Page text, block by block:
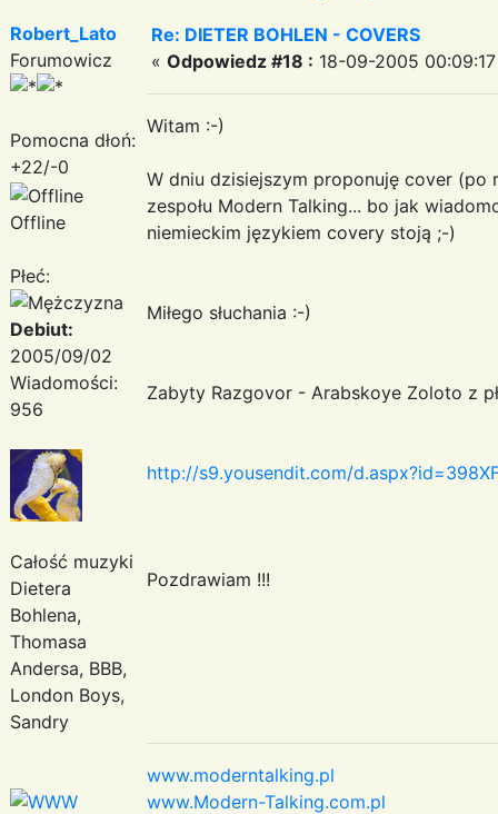
Robert_Lato
Forumowicz
Pomocna dłoń:
+22/-0
Offline
Płeć:
Debiut:
2005/09/02
Wiadomości:
956
Całość muzyki
Dietera
Bohlena,
Thomasa
Andersa, BBB,
London Boys,
Sandry
Re: DIETER BOHLEN - COVERS
« Odpowiedz #18 : 18-09-2005
Witam :-)
W dniu dzisiejszym proponuję cover (po
zespołu Modern Talking... bo jak
niemieckim językiem covery stoją ;-)
Miłego słuchania :-)
Zabyty Razgovor - Arabskoye Zoloto z
http://s9.yousendit.com/
Pozdrawiam !!!
www.moderntalking.pl
www.Modern-Talking.com.pl